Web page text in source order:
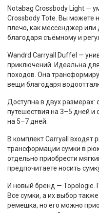
Notabag Crossbody Light —
Crossbody Tote. Вы можете
плечо, как мессенджер или
благодаря съёмному и
Wandrd Carryall Duffel —
приключений. Идеальна
походов. Она
вещи благодаря
Доступна в двух
путешествия на 3–5 дней
на 5–7 дней.
В комплект Carryall входят
трансформации сумки в
отдельно приобрести
предпочитаете носить
И новый бренд — Topologie.
Все сумки, а их выбор
ремешка, но его можно